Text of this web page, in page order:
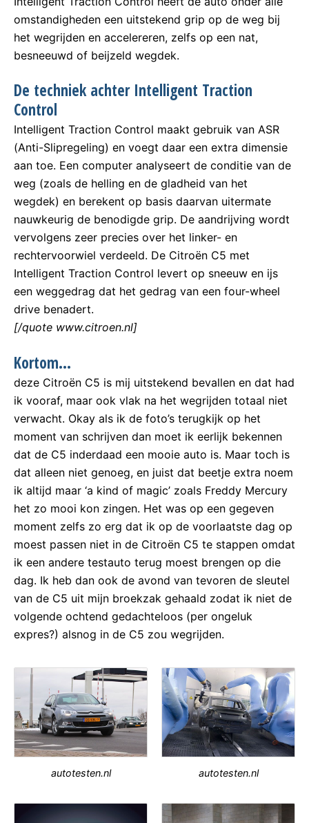
omstandigheden een uitstekend grip op de weg bij
het wegrijden en accelereren, zelfs op een nat,
besneeuwd of beijzeld wegdek.
De techniek achter Intelligent Traction
Control
Intelligent Traction Control maakt gebruik van ASR
(Anti-Slipregeling) en voegt daar een extra dimensie
aan toe. Een computer analyseert de conditie van de
weg (zoals de helling en de gladheid van het
wegdek) en berekent op basis daarvan uitermate
nauwkeurig de benodigde grip. De aandrijving wordt
vervolgens zeer precies over het linker- en
rechtervoorwiel verdeeld. De Citroën C5 met
Intelligent Traction Control levert op sneeuw en ijs
een weggedrag dat het gedrag van een four-wheel
drive benadert.
[/quote www.citroen.nl]
Kortom…
deze Citroën C5 is mij uitstekend bevallen en dat had
ik vooraf, maar ook vlak na het wegrijden totaal niet
verwacht. Okay als ik de foto’s terugkijk op het
moment van schrijven dan moet ik eerlijk bekennen
dat de C5 inderdaad een mooie auto is. Maar toch is
dat alleen niet genoeg, en juist dat beetje extra noem
ik altijd maar ‘a kind of magic’ zoals Freddy Mercury
het zo mooi kon zingen. Het was op een gegeven
moment zelfs zo erg dat ik op de voorlaatste dag op
moest passen niet in de Citroën C5 te stappen omdat
ik een andere testauto terug moest brengen op die
dag. Ik heb dan ook de avond van tevoren de sleutel
van de C5 uit mijn broekzak gehaald zodat ik niet de
volgende ochtend gedachteloos (per ongeluk
expres?) alsnog in de C5 zou wegrijden.
autotesten.nl autotesten.nl